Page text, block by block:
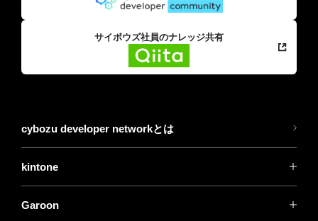
サイボウズ社員のナレッジ共有
cybozu developer networkとは
kintone
Garoon